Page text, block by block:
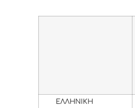
ΕΛΛΗΝΙΚΗ